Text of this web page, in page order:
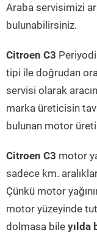
Araba servisimizi
bulunabilirsiniz.
Citroen C3
tipi ile doğrudan
servisi olarak
marka üreticisin
bulunan motor
Citroen C3 motor
sadece km.
Çünkü motor
motor yüzeyinde
dolmasa bile yılda